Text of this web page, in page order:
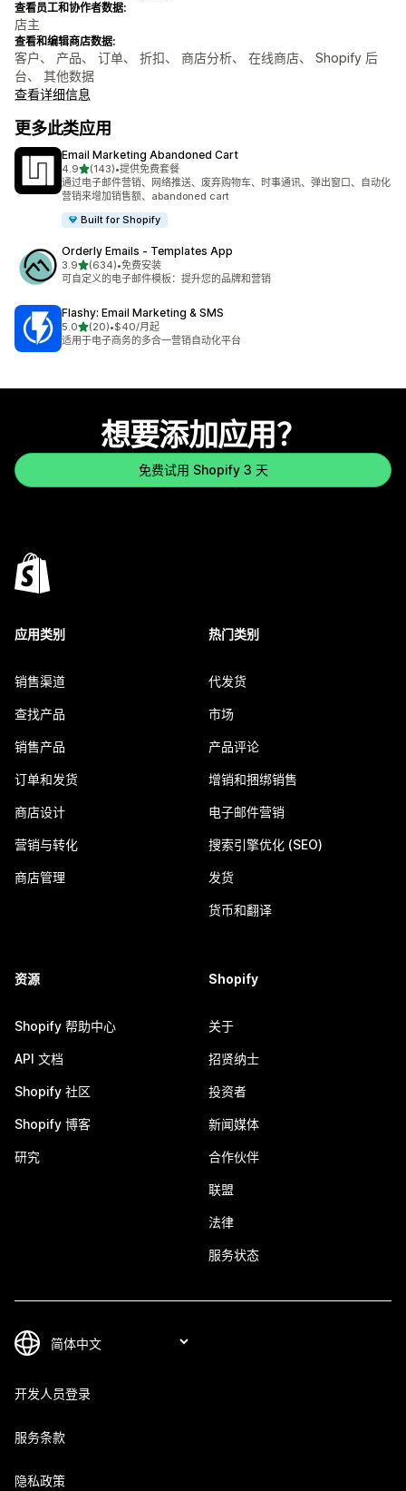
查看员工和协作者数据:
店主
查看和编辑商店数据:
客户、 产品、 订单、 折扣、 商店分析、 在线商店、 Shopify 后
台、 其他数据
查看详细信息
更多此类应用
Email Marketing Abandoned Cart
4.9星（满分 5 星）
(143)
总共 143 条评论
•提供免费套餐
通过电子邮件营销、网络推送、废弃购物车、时事通讯、弹出窗口、自动化
营销来增加销售额、abandoned cart
Built for Shopify
Orderly Emails ‑ Templates App
3.9星（满分 5 星）
(634)
总共 634 条评论
•免费安装
可自定义的电子邮件模板：提升您的品牌和营销
Flashy: Email Marketing & SMS
5.0星（满分 5 星）
(20)
总共 20 条评论
•$40/月起
适用于电子商务的多合一营销自动化平台
想要添加应用？
免费试用 Shopify 3 天
应用类别
销售渠道
查找产品
销售产品
订单和发货
商店设计
营销与转化
商店管理
热门类别
代发货
市场
产品评论
增销和捆绑销售
电子邮件营销
搜索引擎优化 (SEO)
发货
货币和翻译
资源
Shopify 帮助中心
API 文档
Shopify 社区
Shopify 博客
研究
Shopify
关于
招贤纳士
投资者
新闻媒体
合作伙伴
联盟
法律
服务状态
开发人员登录
服务条款
隐私政策